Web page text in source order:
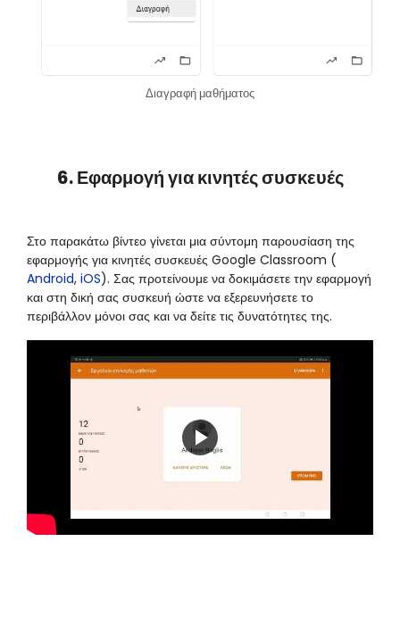
Διαγραφή μαθήματος
6. Εφαρμογή για κινητές συσκευές
Στο παρακάτω βίντεο γίνεται μια σύντομη παρουσίαση της
εφαρμογής για κινητές συσκευές Google Classroom (
Android, iOS). Σας προτείνουμε να δοκιμάσετε την εφαρμογή
και στη δική σας συσκευή ώστε να εξερευνήσετε το
περιβάλλον μόνοι σας και να δείτε τις δυνατότητες της.
Play